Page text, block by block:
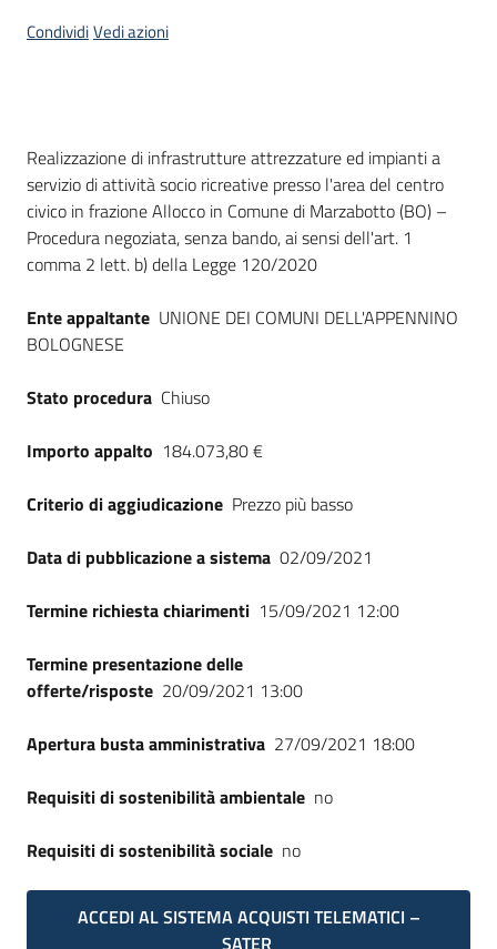
Seguici
su
CondividiVedi azioni
Dati del bando
Realizzazione di infrastrutture attrezzature ed impianti a
servizio di attività socio ricreative presso l'area del centro
civico in frazione Allocco in Comune di Marzabotto (BO) –
Procedura negoziata, senza bando, ai sensi dell'art. 1
comma 2 lett. b) della Legge 120/2020
Ente appaltante UNIONE DEI COMUNI DELL'APPENNINO
BOLOGNESE
Stato procedura Chiuso
Importo appalto 184.073,80 €
Criterio di aggiudicazione Prezzo più basso
Data di pubblicazione a sistema 02/09/2021
Termine richiesta chiarimenti 15/09/2021 12:00
Termine presentazione delle
offerte/risposte 20/09/2021 13:00
Apertura busta amministrativa 27/09/2021 18:00
Requisiti di sostenibilità ambientale no
Requisiti di sostenibilità sociale no
ACCEDI AL SISTEMA ACQUISTI TELEMATICI –
SATER